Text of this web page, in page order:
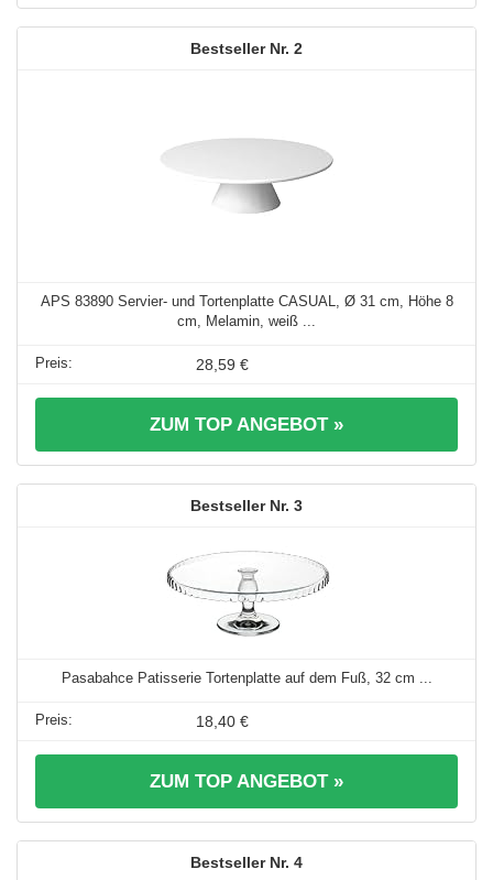
2
APS 83890 Servier- und Tortenplatte CASUAL, Ø 31 cm, Höhe 8
cm, Melamin, weiß ...
28,59 €
ZUM TOP ANGEBOT »
3
Pasabahce Patisserie Tortenplatte auf dem Fuß, 32 cm ...
18,40 €
ZUM TOP ANGEBOT »
4